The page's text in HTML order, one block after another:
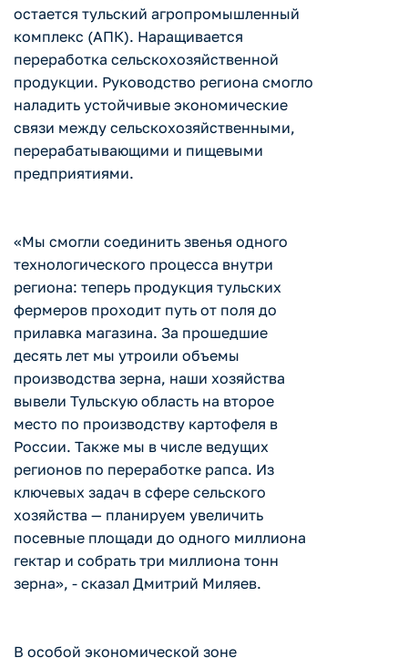
остается тульский агропромышленный
комплекс (АПК). Наращивается
переработка сельскохозяйственной
продукции. Руководство региона смогло
наладить устойчивые экономические
связи между сельскохозяйственными,
перерабатывающими и пищевыми
предприятиями.
«Мы смогли соединить звенья одного
технологического процесса внутри
региона: теперь продукция тульских
фермеров проходит путь от поля до
прилавка магазина. За прошедшие
десять лет мы утроили объемы
производства зерна, наши хозяйства
вывели Тульскую область на второе
место по производству картофеля в
России. Также мы в числе ведущих
регионов по переработке рапса. Из
ключевых задач в сфере сельского
хозяйства — планируем увеличить
посевные площади до одного миллиона
гектар и собрать три миллиона тонн
зерна», - сказал Дмитрий Миляев.
В особой экономической зоне